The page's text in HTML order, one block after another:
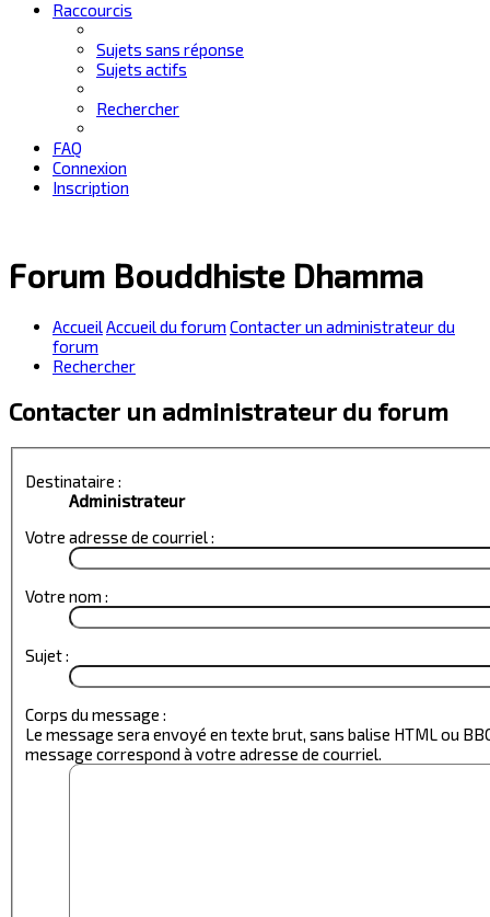
Raccourcis
Sujets sans réponse
Sujets actifs
Rechercher
FAQ
Connexion
Inscription
Forum Bouddhiste Dhamma
AccueilAccueil du forum Contacter un administrateur du
forum
Rechercher
Contacter un administrateur du forum
Destinataire :
Administrateur
Votre adresse de courriel :
Votre nom :
Sujet :
Corps du message :
Le message sera envoyé en texte brut, sans balise HTML ou
message correspond à votre adresse de courriel.